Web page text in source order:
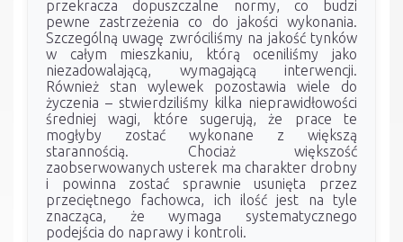
przekracza dopuszczalne normy, co budzi
pewne zastrzeżenia co do jakości wykonania.
Szczególną uwagę zwróciliśmy na jakość tynków
w całym mieszkaniu, którą oceniliśmy jako
niezadowalającą, wymagającą interwencji.
Również stan wylewek pozostawia wiele do
życzenia – stwierdziliśmy kilka nieprawidłowości
średniej wagi, które sugerują, że prace te
mogłyby zostać wykonane z większą
starannością. Chociaż większość
zaobserwowanych usterek ma charakter drobny
i powinna zostać sprawnie usunięta przez
przeciętnego fachowca, ich ilość jest na tyle
znacząca, że wymaga systematycznego
podejścia do naprawy i kontroli.